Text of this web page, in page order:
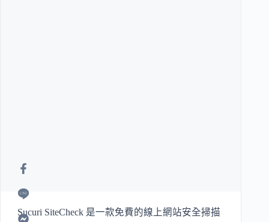
Sucuri SiteCheck 是一款免費的線上網站安全掃描